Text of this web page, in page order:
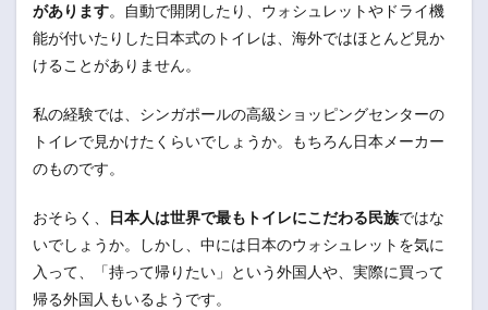
があります。自動で開閉したり、ウォシュレットやドライ機
能が付いたりした日本式のトイレは、海外ではほとんど見か
けることがありません。
私の経験では、シンガポールの高級ショッピングセンターの
トイレで見かけたくらいでしょうか。もちろん日本メーカー
のものです。
おそらく、 日本人は世界で最もトイレにこだわる民族ではな
いでしょうか。しかし、中には日本のウォシュレットを気に
入って、「持って帰りたい」という外国人や、実際に買って
帰る外国人もいるようです。